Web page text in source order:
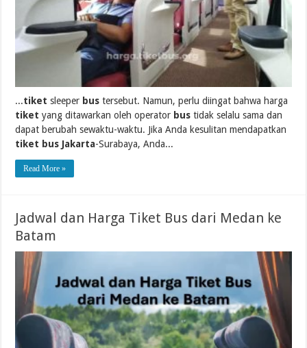
...tiket sleeper bus tersebut. Namun, perlu diingat bahwa harga
tiket yang ditawarkan oleh operator bus tidak selalu sama dan
dapat berubah sewaktu-waktu. Jika Anda kesulitan mendapatkan
tiket bus Jakarta-Surabaya, Anda...
Read More »
Jadwal dan Harga Tiket Bus dari Medan ke
Batam